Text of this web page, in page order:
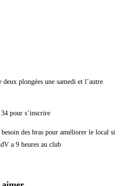
plongées une samedi et l’autre
pour s’inscrire
des bras pour améliorer le local si
a 9 heures au club